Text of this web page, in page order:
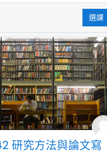
選課
研究方法與論文寫